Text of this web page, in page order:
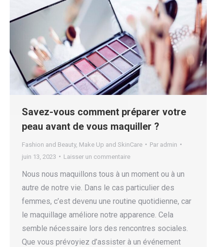
Savez-vous comment préparer votre
peau avant de vous maquiller ?
Fashion and Beauty, Make Up and SkinCare Par admin
juin 13, 2023
Laisser un commentaire
Nous nous maquillons tous à un moment ou à un
autre de notre vie. Dans le cas particulier des
femmes, c’est devenu une routine quotidienne, car
le maquillage améliore notre apparence. Cela
semble nécessaire lors des rencontres sociales.
Que vous prévoyiez d’assister à un événement